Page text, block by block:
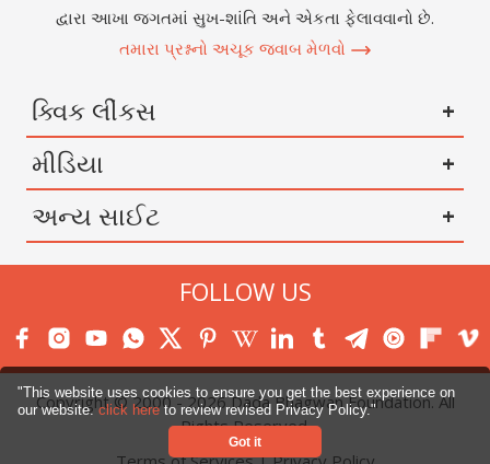
"This website uses cookies to ensure you get the best experience on
our website.click hereto review revised Privacy Policy."
Got it
દ્વારા આખા જગતમાં સુખ-શાંતિ અને એકતા ફેલાવવાનો છે.
તમારા પ્રશ્નનો અચૂક જવાબ મેળવો
ક્વિક લીંકસ
મીડિયા
અન્ય સાઈટ
FOLLOW US
Copyright © 2000 -2026Dada Bhagwan Foundation. All
Rights Reserved.